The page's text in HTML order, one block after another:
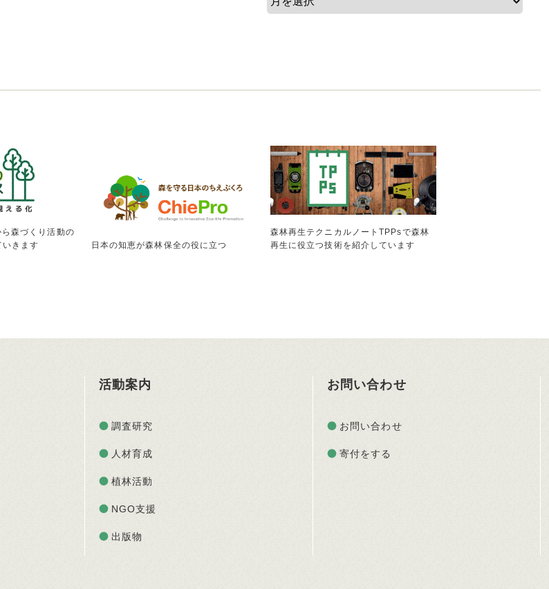
森づくり活動の
きます
日本の知恵が森林保全の役に立つ
森林再生テクニカルノートTPPsで森林
再生に役立つ技術を紹介しています
活動案内
調査研究
人材育成
植林活動
NGO支援
出版物
お問い合わせ
お問い合わせ
寄付をする